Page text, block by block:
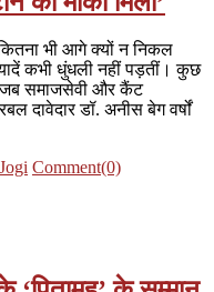
कितना भी आगे क्यों न निकल
कभी धुंधली नहीं पड़तीं। कुछ
जब समाजसेवी और कैंट
दावेदार डॉ. अनीस बेग वर्षों
Comment(0)